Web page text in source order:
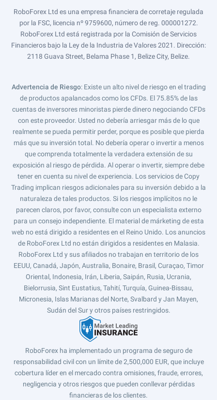
RoboForex Ltd es una empresa financiera de corretaje regulada
por la FSC, licencia nº 9759600, número de reg. 000001272.
RoboForex Ltd está registrada por la Comisión de Servicios
Financieros bajo la Ley de la Industria de Valores 2021. Dirección:
2118 Guava Street, Belama Phase 1, Belize City, Belize.
Advertencia de Riesgo: Existe un alto nivel de riesgo en el trading
de productos apalancados como los CFDs. El 75.85% de las
cuentas de inversores minoristas pierde dinero negociando CFDs
con este proveedor. Usted no debería arriesgar más de lo que
realmente se pueda permitir perder, porque es posible que pierda
más que su inversión total. No debería operar o invertir a menos
que comprenda totalmente la verdadera extensión de su
exposición al riesgo de pérdida. Al operar o invertir, siempre debe
tener en cuenta su nivel de experiencia. Los servicios de Copy
Trading implican riesgos adicionales para su inversión debido a la
naturaleza de tales productos. Si los riesgos implícitos no le
parecen claros, por favor, consulte con un especialista externo
para un consejo independiente. El material de márketing de esta
web no está dirigido a residentes en el Reino Unido. Los anuncios
de RoboForex Ltd no están dirigidos a residentes en Malasia.
RoboForex Ltd y sus afiliados no trabajan en territorio de los
EEUU, Canadá, Japón, Australia, Bonaire, Brasil, Curaçao, Timor
Oriental, Indonesia, Irán, Liberia, Saipán, Rusia, Ucrania,
Bielorrusia, Sint Eustatius, Tahití, Turquía, Guinea-Bissau,
Micronesia, Islas Marianas del Norte, Svalbard y Jan Mayen,
Sudán del Sur y otros países restringidos.
RoboForex ha implementado un programa de seguro de
responsabilidad civil con un límite de 2,500,000 EUR, que incluye
cobertura líder en el mercado contra omisiones, fraude, errores,
negligencia y otros riesgos que pueden conllevar pérdidas
financieras de los clientes.